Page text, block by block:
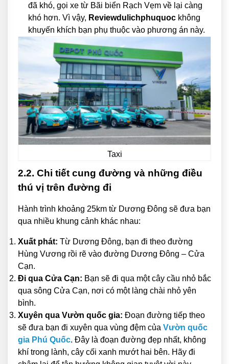
đã khó, gọi xe từ Bãi biển Rạch Vẹm về lại càng
khó hơn. Vì vậy, Reviewdulichphuquoc không
khuyến khích bạn phụ thuộc vào phương án này.
Taxi
2.2. Chi tiết cung đường và những điều
thú vị trên đường đi
Hành trình khoảng 25km từ Dương Đông sẽ đưa bạn
qua nhiều khung cảnh khác nhau:
Xuất phát: Từ Dương Đông, bạn đi theo đường
Hùng Vương rồi rẽ vào đường Dương Đông – Cửa
Cạn.
Đi qua Cửa Cạn: Bạn sẽ đi qua một cây cầu nhỏ bắc
qua sông Cửa Cạn, nơi có một làng chài nhỏ yên
bình.
Xuyên qua Vườn quốc gia: Đoạn đường tiếp theo
sẽ đưa bạn đi xuyên qua vùng đệm của Vườn quốc
gia Phú Quốc. Đây là đoạn đường đẹp nhất, không
khí trong lành, cây cối xanh mướt hai bên. Hãy đi